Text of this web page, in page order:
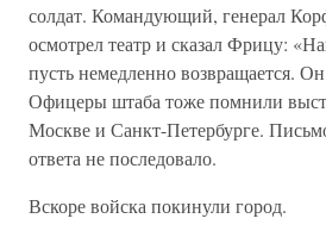
солдат. Командующий, генерал
осмотрел театр и сказал Фрицу:
пусть немедленно возвращается.
Офицеры штаба тоже помнили
Москве и Санкт-Петербурге.
ответа не последовало.
Вскоре войска покинули город.